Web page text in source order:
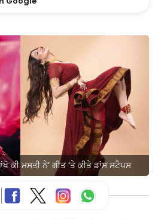
ਕੀ ਮਸਤੀ ਨੇ’ ਗੀਤ ‘ਤੇ ਕੀਤੇ ਡਾਂਸ ਸਟੈਪਸ